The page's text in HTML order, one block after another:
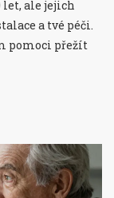
let, ale jejich
a tvé péči.
pomoci přežít